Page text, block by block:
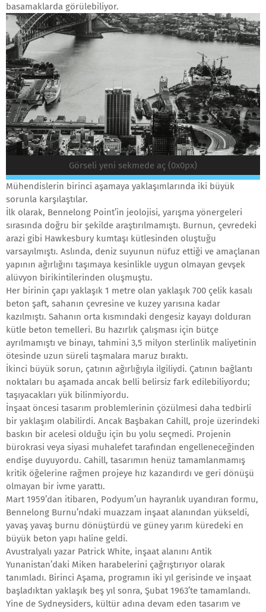
basamaklarda görülebiliyor.
Görseli yeni sekmede aç (0x0px)
Mühendislerin birinci aşamaya yaklaşımlarında iki büyük
sorunla karşılaştılar.
İlk olarak, Bennelong Point’in jeolojisi, yarışma yönergeleri
sırasında doğru bir şekilde araştırılmamıştı. Burnun, çevredeki
arazi gibi Hawkesbury kumtaşı kütlesinden oluştuğu
varsayılmıştı. Aslında, deniz suyunun nüfuz ettiği ve amaçlanan
yapının ağırlığını taşımaya kesinlikle uygun olmayan gevşek
alüvyon birikintilerinden oluşmuştu.
Her birinin çapı yaklaşık 1 metre olan yaklaşık 700 çelik kasalı
beton şaft, sahanın çevresine ve kuzey yarısına kadar
kazılmıştı. Sahanın orta kısmındaki dengesiz kayayı dolduran
kütle beton temelleri. Bu hazırlık çalışması için bütçe
ayrılmamıştı ve binayı, tahmini 3,5 milyon sterlinlik maliyetinin
ötesinde uzun süreli taşmalara maruz bıraktı.
İkinci büyük sorun, çatının ağırlığıyla ilgiliydi. Çatının bağlantı
noktaları bu aşamada ancak belli belirsiz fark edilebiliyordu;
taşıyacakları yük bilinmiyordu.
İnşaat öncesi tasarım problemlerinin çözülmesi daha tedbirli
bir yaklaşım olabilirdi. Ancak Başbakan Cahill, proje üzerindeki
baskın bir acelesi olduğu için bu yolu seçmedi. Projenin
bürokrasi veya siyasi muhalefet tarafından engelleneceğinden
endişe duyuyordu. Cahill, tasarımın henüz tamamlanmamış
kritik öğelerine rağmen projeye hız kazandırdı ve geri dönüşü
olmayan bir ivme yarattı.
Mart 1959’dan itibaren, Podyum’un hayranlık uyandıran formu,
Bennelong Burnu’ndaki muazzam inşaat alanından yükseldi,
yavaş yavaş burnu dönüştürdü ve güney yarım küredeki en
büyük beton yapı haline geldi.
Avustralyalı yazar Patrick White, inşaat alanını Antik
Yunanistan’daki Miken harabelerini çağrıştırıyor olarak
tanımladı. Birinci Aşama, programın iki yıl gerisinde ve inşaat
başladıktan yaklaşık beş yıl sonra, Şubat 1963’te tamamlandı.
Yine de Sydneysiders, kültür adına devam eden tasarım ve